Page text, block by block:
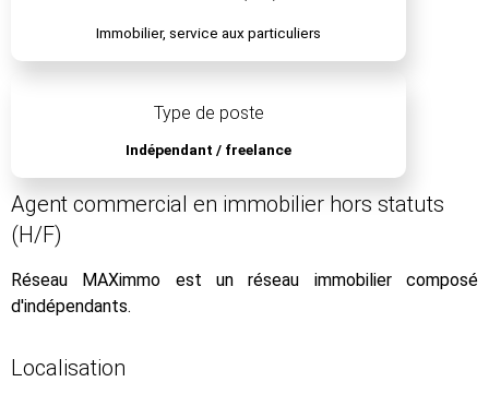
Immobilier, service aux particuliers
Type de poste
Indépendant / freelance
Agent commercial en immobilier hors statuts
(H/F)
Réseau MAXimmo est un réseau immobilier composé
d'indépendants.
Localisation